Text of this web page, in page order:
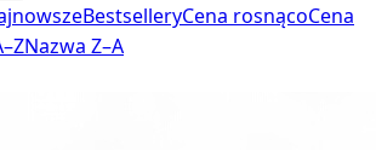
BestselleryCena rosnącoCena
Nazwa Z–A